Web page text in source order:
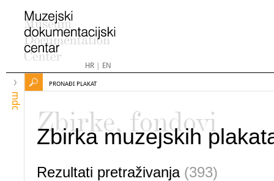
HR| EN
mdc
PRONAĐI PLAKAT
Zbirke, fondovi
Zbirka muzejskih
Rezultati pretraživanja (393)